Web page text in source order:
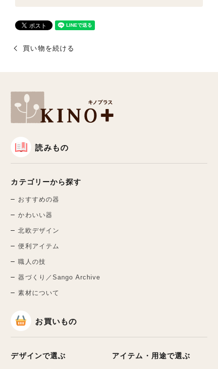
買い物を続ける
読みもの
カテゴリーから探す
おすすめの器
かわいい器
北欧デザイン
便利アイテム
職人の技
器づくり／Sango Archive
素材について
お買いもの
デザインで選ぶ アイテム・用途で選ぶ